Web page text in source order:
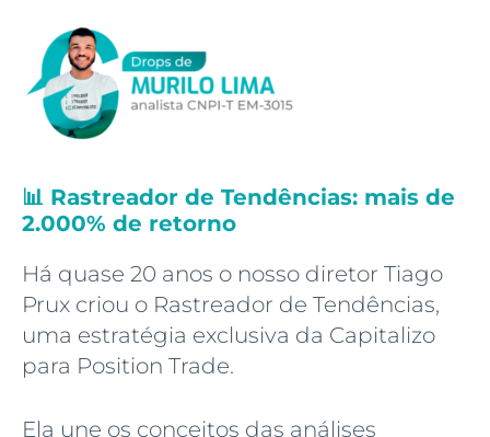
📊 Rastreador de Tendências: mais de
2.000% de retorno
Há quase 20 anos o nosso diretor Tiago
Prux criou o Rastreador de Tendências,
uma estratégia exclusiva da Capitalizo
para Position Trade.
Ela une os conceitos das análises